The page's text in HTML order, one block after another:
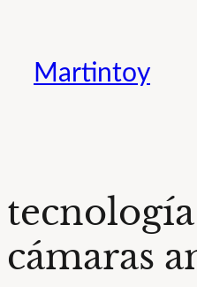
contenido
Martintoy
cámaras